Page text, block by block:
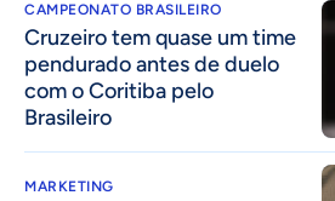
CAMPEONATO BRASILEIRO
Cruzeiro tem quase um time
pendurado antes de duelo
com o Coritiba pelo
Brasileiro
MARKETING